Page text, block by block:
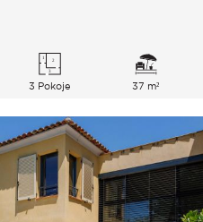
3 Pokoje 37 m²